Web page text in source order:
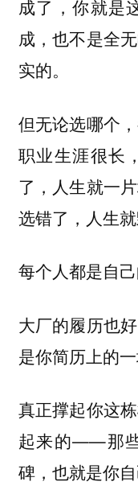
成了，你就是
成，也不是全
实的。
但无论选哪个
职业生涯很长
了，人生就一
选错了，人生就
每个人都是自己
大厂的履历也
是你简历上的一
真正撑起你这
起来的——那
碑，也就是你